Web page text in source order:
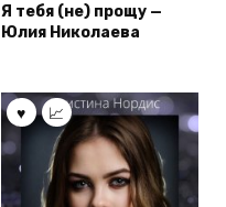
Я тебя (не) прощу —
Юлия Николаева